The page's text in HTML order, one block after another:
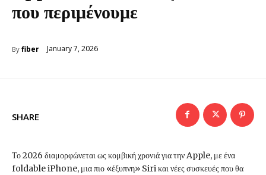
που περιμένουμε
By fiber January 7, 2026
SHARE
Το 2026 διαμορφώνεται ως κομβική χρονιά για την Apple, με ένα
foldable iPhone, μια πιο «έξυπνη» Siri και νέες συσκευές που θα